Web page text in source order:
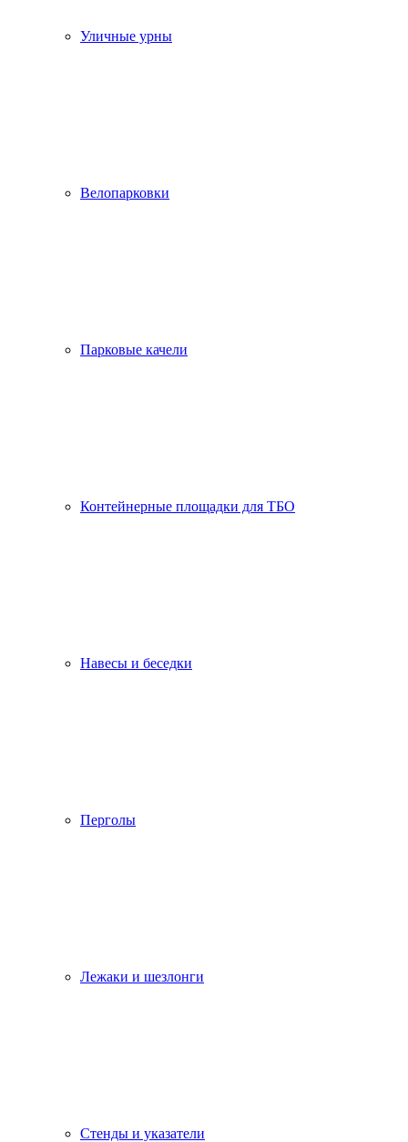
Уличные урны
Велопарковки
Парковые качели
Контейнерные площадки для ТБО
Навесы и беседки
Перголы
Лежаки и шезлонги
Стенды и указатели